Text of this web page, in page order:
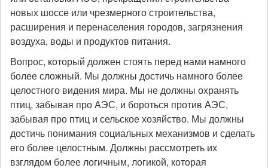
новых шоссе или чрезмерного строительства,
расширения и перенаселения городов, загрязнения
воздуха, воды и продуктов питания.
Вопрос, который должен стоять перед нами намного
более сложный. Мы должны достичь намного более
целостного видения мира. Мы не должны охранять
птиц, забывая про АЭС, и бороться против АЭС,
забывая про птиц и сельское хозяйство. Мы должны
достичь понимания социальных механизмов и сделать
его более целостным. Должны рассмотреть их
взглядом более логичным, логикой, которая